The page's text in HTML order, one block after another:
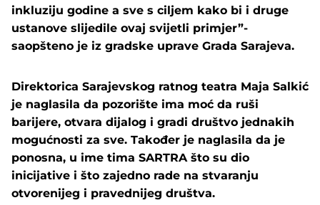
inkluziju godine a sve s ciljem kako bi i druge
ustanove slijedile ovaj svijetli primjer”-
saopšteno je iz gradske uprave Grada Sarajeva.
Direktorica Sarajevskog ratnog teatra Maja Salkić
je naglasila da pozorište ima moć da ruši
barijere, otvara dijalog i gradi društvo jednakih
mogućnosti za sve. Također je naglasila da je
ponosna, u ime tima SARTRA što su dio
inicijative i što zajedno rade na stvaranju
otvorenijeg i pravednijeg društva.